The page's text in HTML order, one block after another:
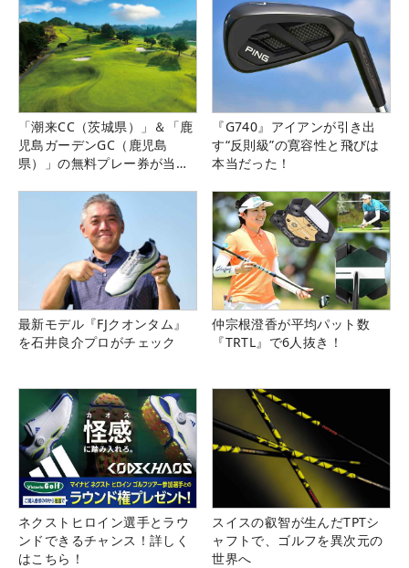
「潮来CC（茨城県）」＆「鹿
児島ガーデンGC（鹿児島
県）」の無料プレー券が当た
『G740』アイアンが引き出
す“反則級”の寛容性と飛びは
本当だった！
最新モデル『FJクオンタム』
を石井良介プロがチェック
仲宗根澄香が平均パット数
『TRTL』で6人抜き！
ネクストヒロイン選手とラウ
ンドできるチャンス！詳しく
はこちら！
スイスの叡智が生んだTPTシ
ャフトで、ゴルフを異次元の
世界へ